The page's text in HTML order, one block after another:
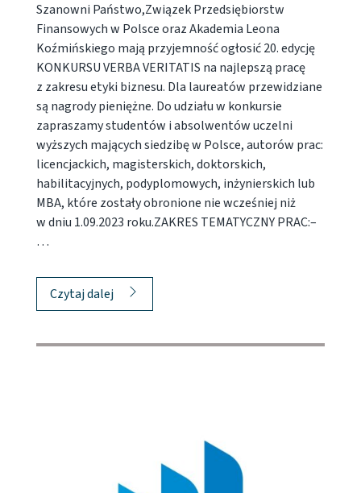
Szanowni Państwo,Związek Przedsiębiorstw
Finansowych w Polsce oraz Akademia Leona
Koźmińskiego mają przyjemność ogłosić 20. edycję
KONKURSU VERBA VERITATIS na najlepszą pracę
z zakresu etyki biznesu. Dla laureatów przewidziane
są nagrody pieniężne. Do udziału w konkursie
zapraszamy studentów i absolwentów uczelni
wyższych mających siedzibę w Polsce, autorów prac:
licencjackich, magisterskich, doktorskich,
habilitacyjnych, podyplomowych, inżynierskich lub
MBA, które zostały obronione nie wcześniej niż
w dniu 1.09.2023 roku.ZAKRES TEMATYCZNY PRAC:–
…
Czytaj dalej